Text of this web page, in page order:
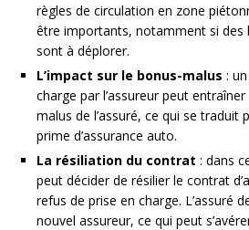
règles de circulation en zone
être importants, notamment si des
sont à déplorer.
L’impact sur le bonus-malus :
charge par l’assureur peut
malus de l’assuré, ce qui se traduit
prime d’assurance auto.
La résiliation du contrat : dans
peut décider de résilier le contrat
refus de prise en charge. L’assuré
nouvel assureur, ce qui peut